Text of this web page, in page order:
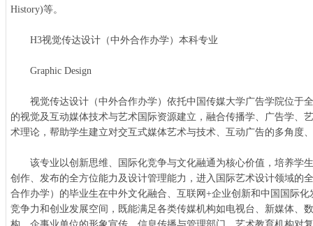
History)等。
H3视觉传达设计（中外合作办学）本科专业
Graphic Design
视觉传达设计（中外合作办学）依托中国传媒大学广告学院位于
的视觉及互动媒体技术与艺术国际资源建立，融合传播学、广告学、
术理论，帮助学生建立对交互式媒体艺术与技术、互动广告的多角度
该专业以创新思维、国际化竞争与文化融通为核心价值，培养学
创作、发布的全方位能力及设计管理能力，进入国际艺术设计领域的
合作办学）的毕业生在中外文化融合、互联网+企业创新和中国国际
竞争力和创业发展空间，既能满足各类传媒机构如电视台、新媒体、